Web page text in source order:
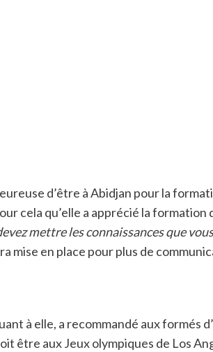
d’être à Abidjan pour la
cela qu’elle a apprécié la
mettre les connaissances que
mise en place pour plus de
à elle, a recommandé aux formés
être aux Jeux olympiques de Los